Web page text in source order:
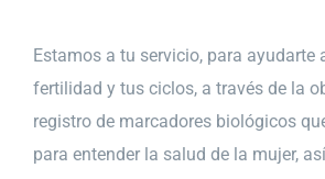
Estamos a tu servicio, para ayudarte
fertilidad y tus ciclos, a través de la
registro de marcadores biológicos
para entender la salud de la mujer,